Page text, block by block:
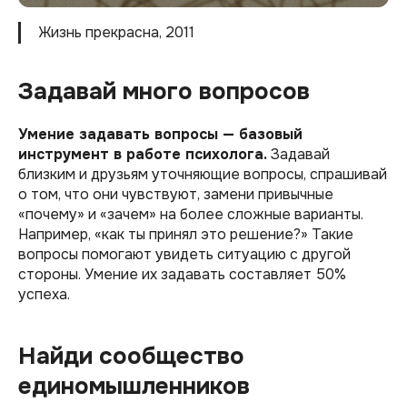
Жизнь прекрасна, 2011
Задавай много вопросов
Умение задавать вопросы — базовый
инструмент в работе психолога.Задавай
близким и друзьям уточняющие вопросы, спрашивай
о том, что они чувствуют, замени привычные
«почему» и «зачем» на более сложные варианты.
Например, «как ты принял это решение?» Такие
вопросы помогают увидеть ситуацию с другой
стороны. Умение их задавать составляет 50%
успеха.
Найди сообщество
единомышленников